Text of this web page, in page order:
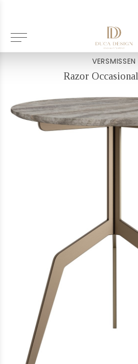
Terug
VERSMISSEN
Razor